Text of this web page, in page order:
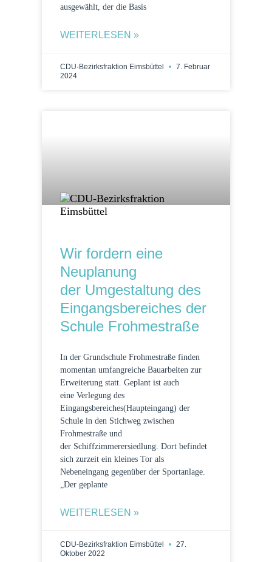
ausgewählt, der die Basis
WEITERLESEN »
CDU-Bezirksfraktion Eimsbüttel
7. Februar
2024
Wir fordern eine
Neuplanung
der Umgestaltung des
Eingangsbereiches der
Schule Frohmestraße
In der Grundschule Frohmestraße finden
momentan umfangreiche Bauarbeiten zur
Erweiterung statt. Geplant ist auch
eine Verlegung des
Eingangsbereiches(Haupteingang) der
Schule in den Stichweg zwischen
Frohmestraße und
der Schiffzimmerersiedlung. Dort befindet
sich zurzeit ein kleines Tor als
Nebeneingang gegenüber der Sportanlage.
„Der geplante
WEITERLESEN »
CDU-Bezirksfraktion Eimsbüttel
27.
Oktober 2022